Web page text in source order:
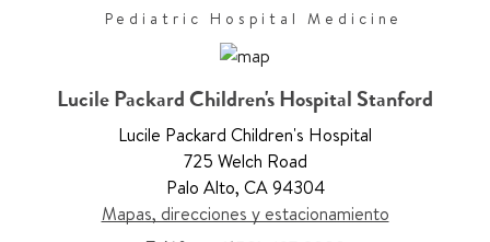
Pediatric Hospital Medicine
Lucile Packard Children's Hospital Stanford
Lucile Packard Children's Hospital
725 Welch Road
Palo Alto, CA 94304
Mapas, direcciones y estacionamiento